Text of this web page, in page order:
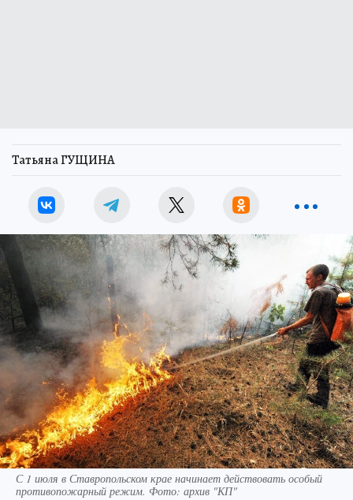
Татьяна ГУЩИНА
С 1 июля в Ставропольском крае начинает действовать особый
противопожарный режим. Фото: архив "КП"